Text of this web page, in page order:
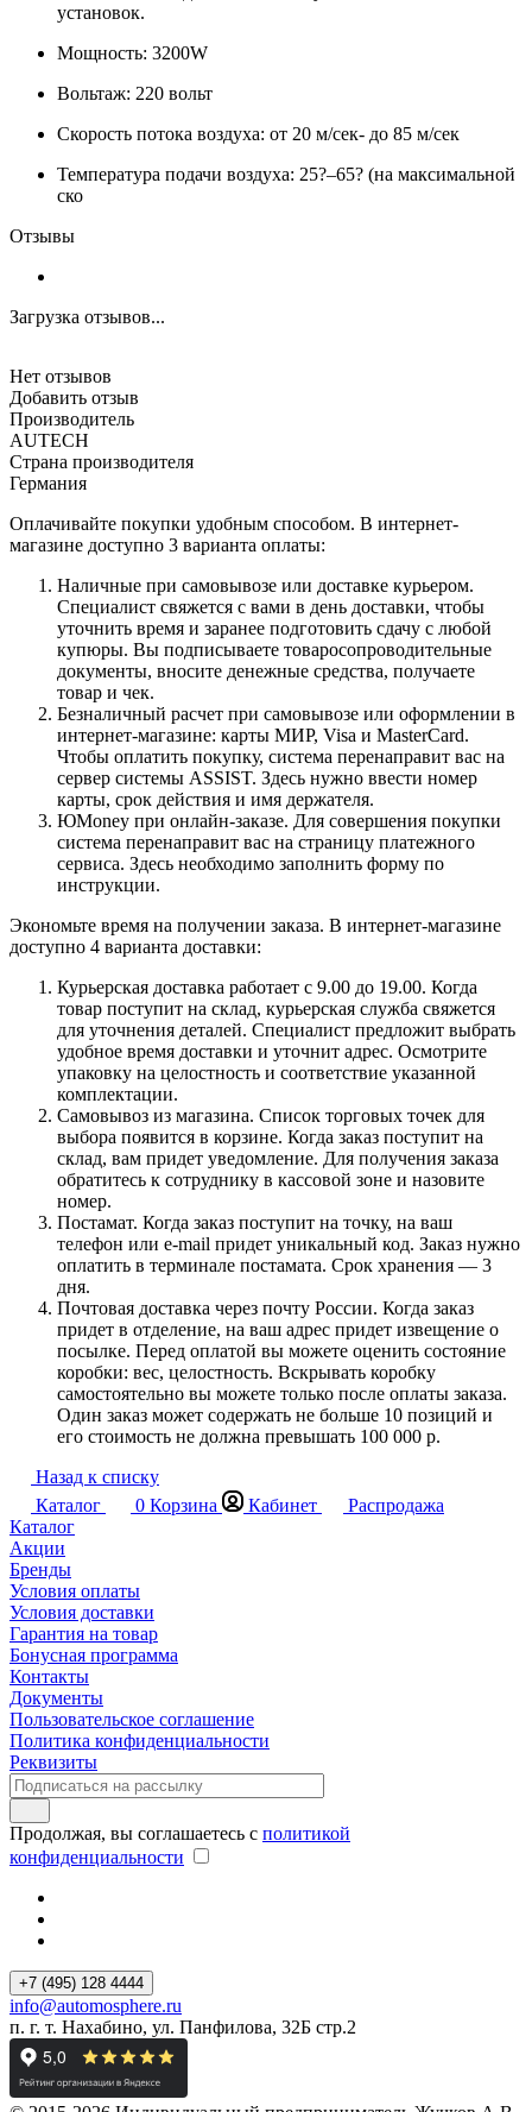
установок.
Мощность: 3200W
Вольтаж: 220 вольт
Скорость потока воздуха: от 20 м/сек- до 85 м/сек
Температура подачи воздуха: 25?–65? (на максимальной
ско
Отзывы
Загрузка отзывов...
Нет отзывов
Добавить отзыв
Производитель
AUTECH
Страна производителя
Германия
Оплачивайте покупки удобным способом. В интернет-
магазине доступно 3 варианта оплаты:
Наличные при самовывозе или доставке курьером.
Специалист свяжется с вами в день доставки, чтобы
уточнить время и заранее подготовить сдачу с любой
купюры. Вы подписываете товаросопроводительные
документы, вносите денежные средства, получаете
товар и чек.
Безналичный расчет при самовывозе или оформлении в
интернет-магазине: карты МИР, Visa и MasterCard.
Чтобы оплатить покупку, система перенаправит вас на
сервер системы ASSIST. Здесь нужно ввести номер
карты, срок действия и имя держателя.
ЮMoney при онлайн-заказе. Для совершения покупки
система перенаправит вас на страницу платежного
сервиса. Здесь необходимо заполнить форму по
инструкции.
Экономьте время на получении заказа. В интернет-магазине
доступно 4 варианта доставки:
Курьерская доставка работает с 9.00 до 19.00. Когда
товар поступит на склад, курьерская служба свяжется
для уточнения деталей. Специалист предложит выбрать
удобное время доставки и уточнит адрес. Осмотрите
упаковку на целостность и соответствие указанной
комплектации.
Самовывоз из магазина. Список торговых точек для
выбора появится в корзине. Когда заказ поступит на
склад, вам придет уведомление. Для получения заказа
обратитесь к сотруднику в кассовой зоне и назовите
номер.
Постамат. Когда заказ поступит на точку, на ваш
телефон или e-mail придет уникальный код. Заказ нужно
оплатить в терминале постамата. Срок хранения — 3
дня.
Почтовая доставка через почту России. Когда заказ
придет в отделение, на ваш адрес придет извещение о
посылке. Перед оплатой вы можете оценить состояние
коробки: вес, целостность. Вскрывать коробку
самостоятельно вы можете только после оплаты заказа.
Один заказ может содержать не больше 10 позиций и
его стоимость не должна превышать 100 000 р.
Назад к списку
Каталог
0 Корзина Кабинет
Распродажа
Каталог
Акции
Бренды
Условия оплаты
Условия доставки
Гарантия на товар
Бонусная программа
Контакты
Документы
Пользовательское соглашение
Политика конфиденциальности
Реквизиты
Продолжая, вы соглашаетесь с политикой
конфиденциальности
+7 (495) 128 4444
info@automosphere.ru
п. г. т. Нахабино, ул. Панфилова, 32Б стр.2